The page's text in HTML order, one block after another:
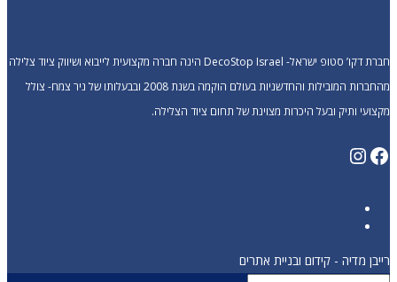
חברת דקו’ סטופ ישראל- DecoStop Israel הינה חברה מקצועית לייבוא ושיווק ציוד צלילה
מהחברות המובילות והחדשניות בעולם הוקמה בשנת 2008 ובבעלותו של ניר צמח- צולל
מקצועי ותיק ובעל היכרות מצוינת של תחום ציוד הצלילה.
Facebook
Instagram
רייבן מדיה - קידום ובניית אתרים